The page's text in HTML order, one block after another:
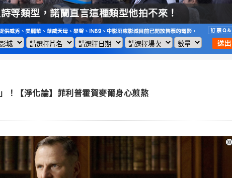
等類型，諾蘭直言這種類型他拍不來！
！【淨化論】菲利普霍賀麥爾身心煎熬